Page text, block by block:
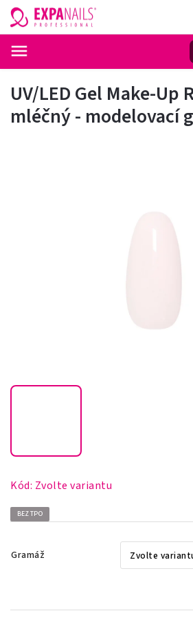
UV/LED Gel Make-Up
mléčný - modelovací
Kód: Zvolte variantu
BEZ TPO
Gramáž